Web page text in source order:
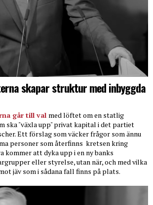
skapar struktur med inbyggda
går till val med löftet om en statlig
ska "växla upp" privat kapital i det partiet
Ett förslag som väcker frågor som ännu
personer som återfinns kretsen kring
kommer att dyka upp i en ny banks
eller styrelse, utan när, och med vilka
jäv som i sådana fall finns på plats.